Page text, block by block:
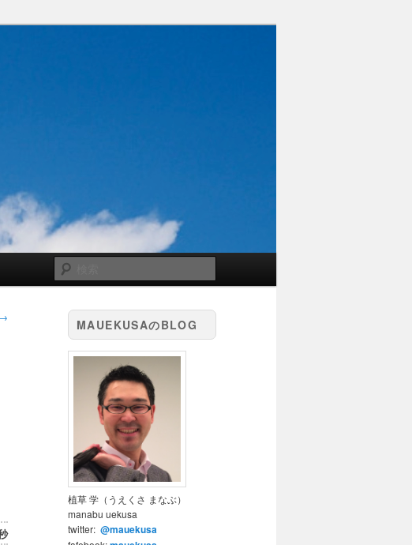
索
→
MAUEKUSAのBLOG
植草 学（うえくさ まなぶ）
manabu uekusa
twitter: @mauekusa